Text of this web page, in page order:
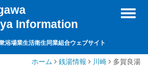
Toggle
Information
浴場業生活衛生同業組合ウェブサイト
ホーム 銭湯情報 川崎 多賀良湯